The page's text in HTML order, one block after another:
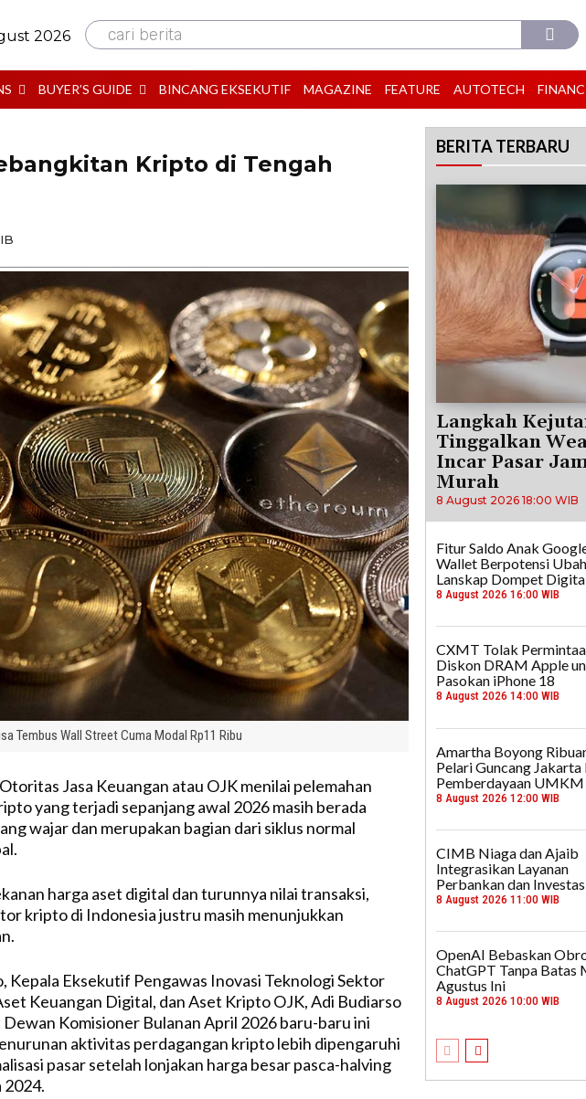
2026 cari berita
BUYER’S GUIDE BINCANG EKSEKUTIF MAGAZINE FEATURE AUTOTECH
Kripto di Tengah
Tembus Wall Street Cuma Modal Rp11 Ribu
Otoritas Jasa Keuangan atau OJK menilai pelemahan
yang terjadi sepanjang awal 2026 masih berada
wajar dan merupakan bagian dari siklus normal
harga aset digital dan turunnya nilai transaksi,
kripto di Indonesia justru masih menunjukkan
Kepala Eksekutif Pengawas Inovasi Teknologi Sektor
Keuangan Digital, dan Aset Kripto OJK, Adi Budiarso
Dewan Komisioner Bulanan April 2026 baru-baru ini
aktivitas perdagangan kripto lebih dipengaruhi
pasar setelah lonjakan harga besar pasca-halving
2024.
BERITA TERBARU
Langkah
Tinggalkan
Incar Pasar
Murah
8 August 2026 18:00 WIB
Fitur Saldo Anak
Wallet Berpotensi Ubah
Lanskap Dompet
8 August 2026 16:00 WIB
CXMT Tolak
Diskon DRAM Apple
Pasokan iPhone 18
8 August 2026 14:00 WIB
Amartha Boyong
Pelari Guncang Jakarta
Pemberdayaan UMKM
8 August 2026 12:00 WIB
CIMB Niaga dan Ajaib
Integrasikan Layanan
Perbankan dan
8 August 2026 11:00 WIB
OpenAI Bebaskan
ChatGPT Tanpa Batas
Agustus Ini
8 August 2026 10:00 WIB